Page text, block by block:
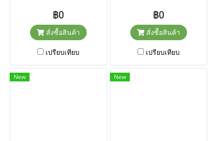
฿0
สั่งซื้อสินค้า
เปรียบเทียบ
฿0
สั่งซื้อสินค้า
เปรียบเทียบ
New New